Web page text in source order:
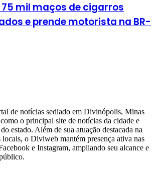
75 mil maços de cigarros
e prende motorista na BR-
de notícias sediado em Divinópolis, Minas
o principal site de notícias da cidade e
estado. Além de sua atuação destacada na
locais, o Diviweb mantém presença ativa nas
e Instagram, ampliando seu alcance e